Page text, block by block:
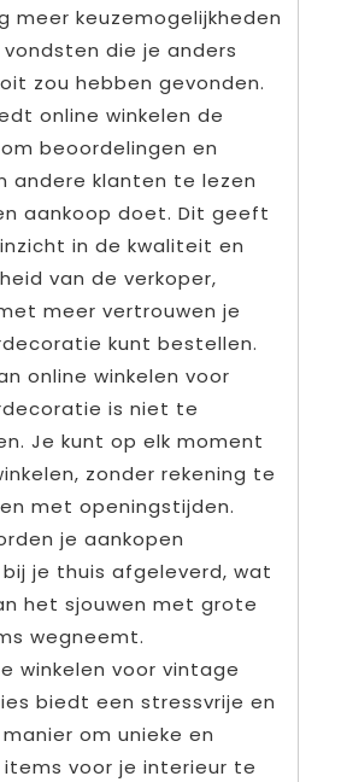
meer keuzemogelijkheden
die je anders
zou hebben gevonden.
online winkelen de
beoordelingen en
andere klanten te lezen
aankoop doet. Dit geeft
in de kwaliteit en
van de verkoper,
meer vertrouwen je
kunt bestellen.
online winkelen voor
is niet te
Je kunt op elk moment
zonder rekening te
met openingstijden.
je aankopen
je thuis afgeleverd, wat
het sjouwen met grote
wegneemt.
winkelen voor vintage
biedt een stressvrije en
om unieke en
voor je interieur te